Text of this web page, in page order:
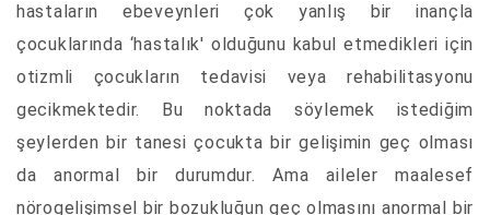
hastaların ebeveynleri çok yanlış bir inançla
çocuklarında ‘hastalık' olduğunu kabul etmedikleri için
otizmli çocukların tedavisi veya rehabilitasyonu
gecikmektedir. Bu noktada söylemek istediğim
şeylerden bir tanesi çocukta bir gelişimin geç olması
da anormal bir durumdur. Ama aileler maalesef
nörogelişimsel bir bozukluğun geç olmasını anormal bir